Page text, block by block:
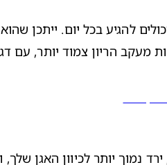
הריון צמוד יותר, עם